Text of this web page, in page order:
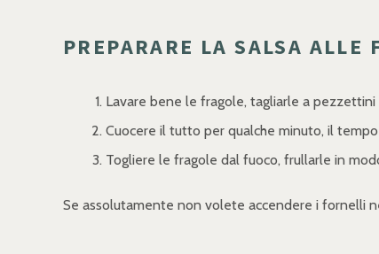
PREPARARE LA SALSA ALLE
Lavare bene le fragole, tagliarle a
Cuocere il tutto per qualche minuto, il tempo
Togliere le fragole dal fuoco, frullarle in
Se assolutamente non volete accendere i fornelli